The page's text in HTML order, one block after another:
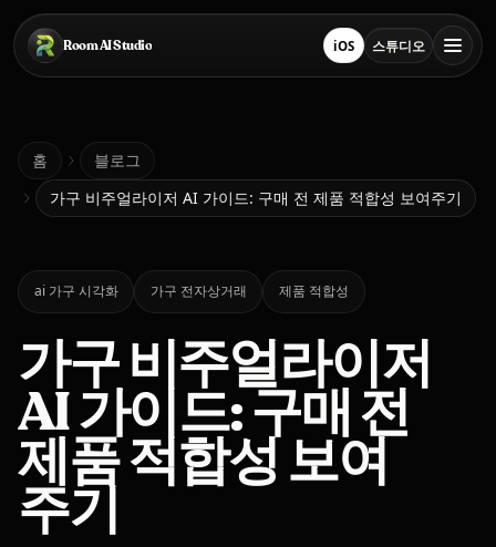
본문으로 건너뛰기
Room AI Studio
홈 iOSApp Store에서 다운로드
스튜디오스튜디오 열기
언어한국어
홈
블로그
가구 비주얼라이저 AI 가이드: 구매 전 제품 적합성 보여주기
ai 가구 시각화 가구 전자상거래 제품 적합성
가구 비주얼라이저
AI 가이드: 구매 전
제품 적합성 보여
주기